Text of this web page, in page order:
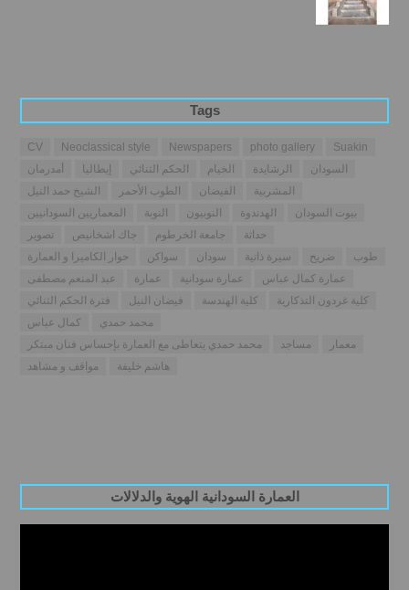
Tags
CV Neoclassical style Newspapers photo gallery
Suakin
أمدرمان
إيطاليا الحكم الثنائي الخيام الرشايدة
السودان
الشيخ حمد النيل
الطوب الأحمر الفيضان
المشربية
المعماريين السودانيين
النوبة النوبيون الهدندوة
بيوت السودان
تصوير
جاك اشخانيص جامعة الخرطوم
حداثة
حوار الكاميرا و العمارة
سواكن سودان سيرة ذاتية ضريح
طوب
عبد المنعم مصطفى
عمارة عمارة سودانية
عمارة كمال عباس
فترة الحكم الثنائي
فيضان النيل كلية الهندسة
كلية غردون التذكارية
كمال عباس
محمد حمدي
محمد حمدي يتعاطى مع العمارة بإحساس فنان مبتكر
مساجد
معمار
مواقف و مشاهد
هاشم خليفة
العمارة السودانية الهوية والدلالات